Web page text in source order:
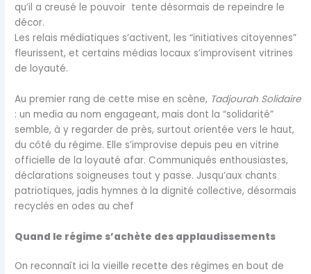
qu’il a creusé le pouvoir tente désormais de repeindre le
décor.
Les relais médiatiques s’activent, les “initiatives citoyennes”
fleurissent, et certains médias locaux s’improvisent vitrines
de loyauté.
Au premier rang de cette mise en scène, Tadjourah Solidaire
: un media au nom engageant, mais dont la “solidarité”
semble, à y regarder de près, surtout orientée vers le haut,
du côté du régime. Elle s’improvise depuis peu en vitrine
officielle de la loyauté afar. Communiqués enthousiastes,
déclarations soigneuses tout y passe. Jusqu’aux chants
patriotiques, jadis hymnes à la dignité collective, désormais
recyclés en odes au chef
Quand le régime s’achète des applaudissements
On reconnaît ici la vieille recette des régimes en bout de